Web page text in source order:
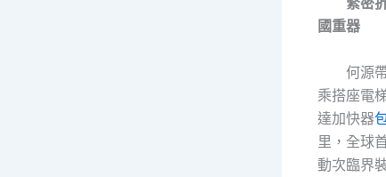
國重器
何源
乘搭座電
達加快器
里，全球
動次臨界